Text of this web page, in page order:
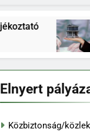
2026.07.27.
Elnyert
Közbiztonság/